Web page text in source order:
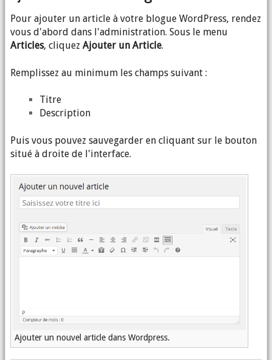
Pour ajouter un article à votre blogue WordPress, rendez
vous d'abord dans l'administration. Sous le menu
Articles, cliquez Ajouter un Article.
Remplissez au minimum les champs suivant :
Titre
Description
Puis vous pouvez sauvegarder en cliquant sur le bouton
situé à droite de l'interface.
Ajouter un nouvel article dans Wordpress.